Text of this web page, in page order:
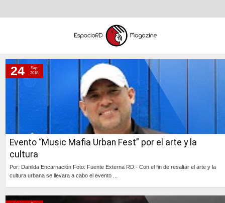
lunes, 24 de septiembre de 2018
Evento “Music Mafia Urban Fest” por el arte y la
cultura
Por: Danilda Encarnación Foto: Fuente Externa RD.- Con el fin de resaltar el arte y la
cultura urbana se llevara a cabo el evento ...
24
Sep
2018
martes, 18 de septiembre de 2018
lunes, 17 de septiembre de 2018
lunes, 10 de septiembre de 2018
martes, 4 de septiembre de 2018